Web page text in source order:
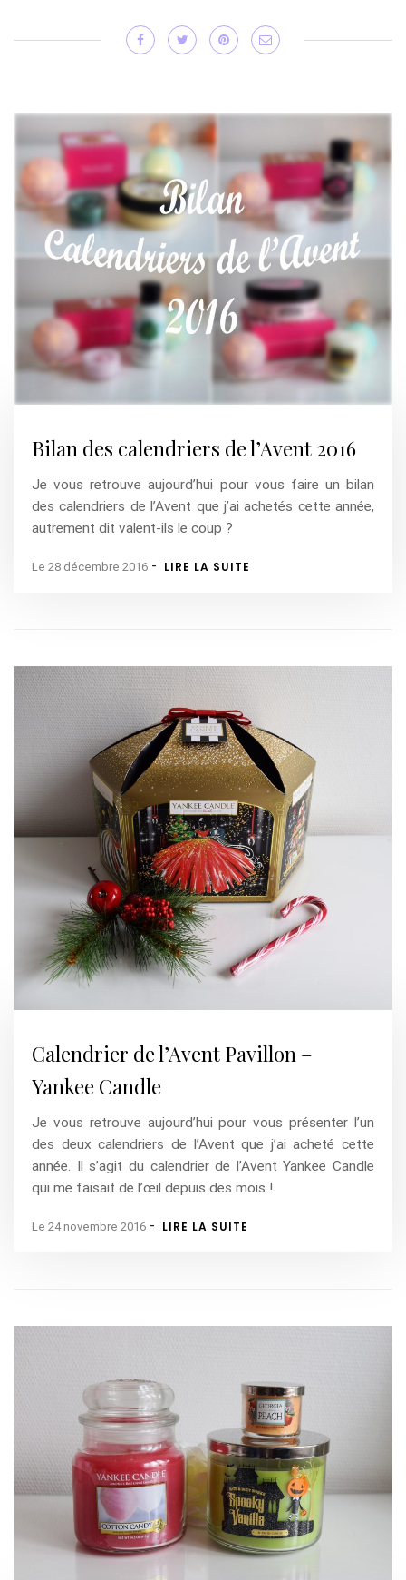
Bilan des calendriers de l’Avent 2016
Je vous retrouve aujourd’hui pour vous faire un bilan
des calendriers de l’Avent que j’ai achetés cette année,
autrement dit valent-ils le coup ?
Le 28 décembre 2016 - LIRE LA SUITE
Calendrier de l’Avent Pavillon –
Yankee Candle
Je vous retrouve aujourd’hui pour vous présenter l’un
des deux calendriers de l’Avent que j’ai acheté cette
année. Il s’agit du calendrier de l’Avent Yankee Candle
qui me faisait de l’œil depuis des mois !
Le 24 novembre 2016 - LIRE LA SUITE